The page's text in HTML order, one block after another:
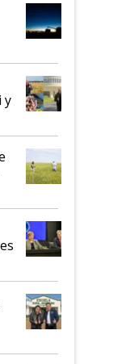
y